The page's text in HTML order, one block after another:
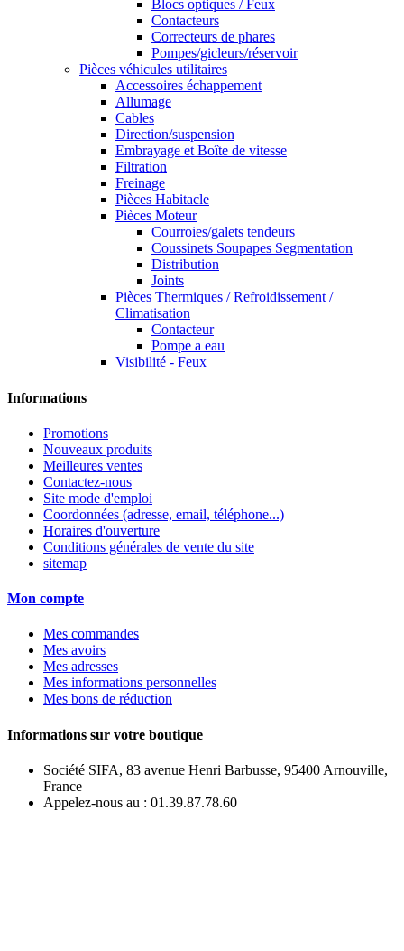
Blocs optiques / Feux
Contacteurs
Correcteurs de phares
Pompes/gicleurs/réservoir
Pièces véhicules utilitaires
Accessoires échappement
Allumage
Cables
Direction/suspension
Embrayage et Boîte de vitesse
Filtration
Freinage
Pièces Habitacle
Pièces Moteur
Courroies/galets tendeurs
Coussinets Soupapes Segmentation
Distribution
Joints
Pièces Thermiques / Refroidissement /
Climatisation
Contacteur
Pompe a eau
Visibilité - Feux
Informations
Promotions
Nouveaux produits
Meilleures ventes
Contactez-nous
Site mode d'emploi
Coordonnées (adresse, email, téléphone...)
Horaires d'ouverture
Conditions générales de vente du site
sitemap
Mon compte
Mes commandes
Mes avoirs
Mes adresses
Mes informations personnelles
Mes bons de réduction
Informations sur votre boutique
Société SIFA, 83 avenue Henri Barbusse, 95400 Arnouville,
France
Appelez-nous au : 01.39.87.78.60